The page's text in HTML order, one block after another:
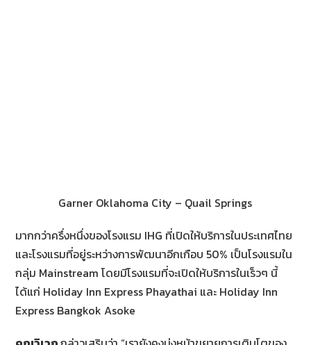
Garner Oklahoma City – Quail Springs
มากกว่าครึ่งหนึ่งของโรงแรม IHG ที่เปิดให้บริการในประเทศไทย
และโรงแรมที่อยู่ระหว่างการพัฒนาอีกเกือบ 50% เป็นโรงแรมใน
กลุ่ม Mainstream โดยมีโรงแรมที่จะเปิดให้บริการในเร็วๆ นี้
ได้แก่ Holiday Inn Express Phayathai และ Holiday Inn
Express Bangkok Asoke